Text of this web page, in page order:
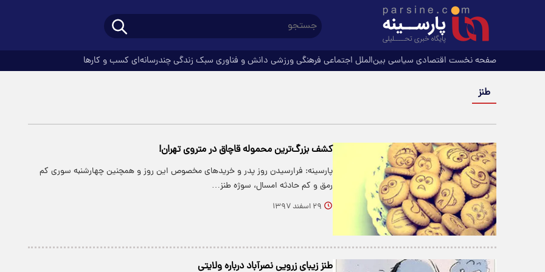
صفحه نخست اقتصادی سیاسی بین‌الملل اجتماعی فرهنگیورزشی دانش و فناوری سبک زندگیچندرسانه‌ای کسب و کارها
طنز
کشف بزرگ‌ترین محموله قاچاق در متروی تهران!
پارسینه: فرارسیدن روز پدر و خرید‌های مخصوص این روز و همچنین چهارشنبه سوری کم
رمق و کم حادثه امسال، سوژه طنز…
۲۹ اسفند ۱۳۹۷
طنز زیبای زرویی نصرآباد درباره ولایتی